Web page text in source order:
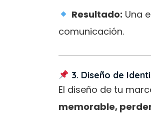
Resultado: Una
comunicación.
3. Diseño de
El diseño de tu
memorable,